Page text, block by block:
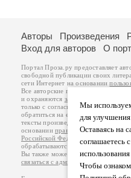
Мы
для
Оставаясь на
соглашаетесь
Чтобы
Авторы Произведения
Вход для авторов
О
Портал Проза.ру предоставляет
свободной публикации своих
сети Интернет на основании
Все авторские права на
и охраняются законом
.
только с согласия его автора, к
обратиться на его авторской
тексты произведений авторы несут
основанииправил публикациии
Российской Федерации
обрабатываются на основании
Вы также можете посмотреть
связаться с администрацией